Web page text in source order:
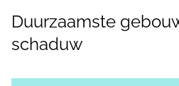
Duurzaamste
schaduw